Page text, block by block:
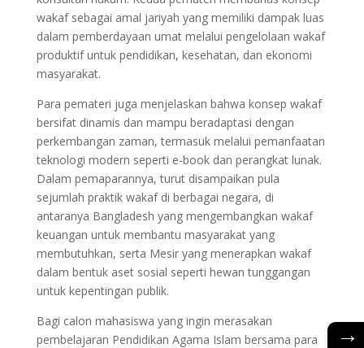
wakaf sebagai amal jariyah yang memiliki dampak luas
dalam pemberdayaan umat melalui pengelolaan wakaf
produktif untuk pendidikan, kesehatan, dan ekonomi
masyarakat.
Para pemateri juga menjelaskan bahwa konsep wakaf
bersifat dinamis dan mampu beradaptasi dengan
perkembangan zaman, termasuk melalui pemanfaatan
teknologi modern seperti e-book dan perangkat lunak.
Dalam pemaparannya, turut disampaikan pula
sejumlah praktik wakaf di berbagai negara, di
antaranya Bangladesh yang mengembangkan wakaf
keuangan untuk membantu masyarakat yang
membutuhkan, serta Mesir yang menerapkan wakaf
dalam bentuk aset sosial seperti hewan tunggangan
untuk kepentingan publik.
Bagi calon mahasiswa yang ingin merasakan
pembelajaran Pendidikan Agama Islam bersama para
→